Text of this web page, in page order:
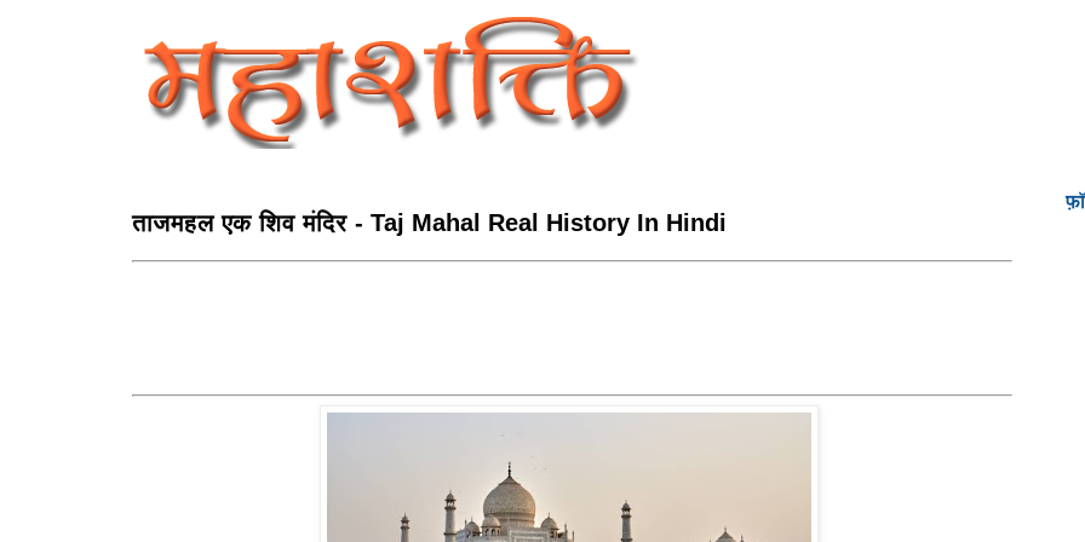
ताजमहल एक शिव मंदिर - Taj Mahal Real History In Hindi